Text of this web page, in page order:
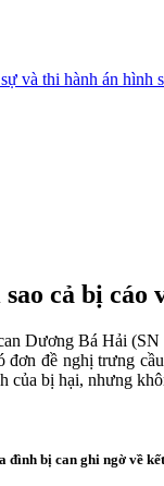
và thi hành án hình
cả bị
Dương Bá Hải
đề nghị trưng
của bị hại, nhưng
đình bị can ghi ngờ về